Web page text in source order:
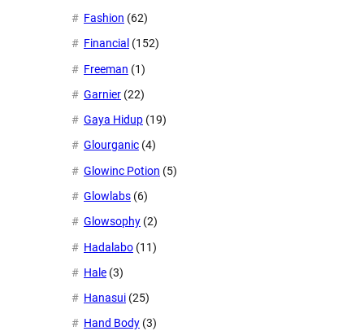
Fashion (62)
Financial (152)
Freeman (1)
Garnier (22)
Gaya Hidup (19)
Glourganic (4)
Glowinc Potion (5)
Glowlabs (6)
Glowsophy (2)
Hadalabo (11)
Hale (3)
Hanasui (25)
Hand Body (3)